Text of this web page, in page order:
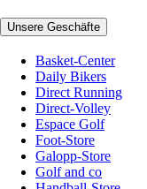
Unsere Geschäfte
Basket-Center
Daily Bikers
Direct Running
Direct-Volley
Espace Golf
Foot-Store
Galopp-Store
Golf and co